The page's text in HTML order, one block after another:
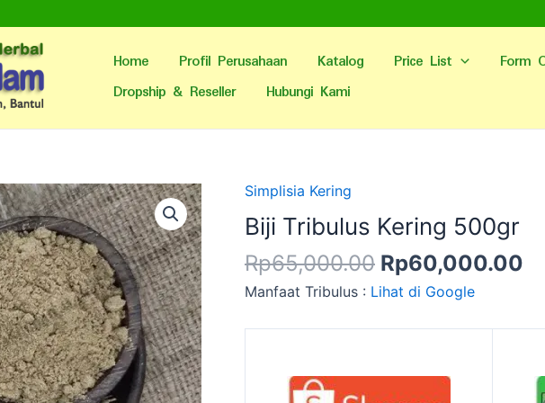
Home Profil Perusahaan Katalog Price List
Form
Dropship & Reseller
Hubungi Kami
Simplisia Kering
Biji Tribulus Kering 500gr
Rp65,000.00
aslinya
adalah:
Rp65,000.00.
Rp60,000.00
Manfaat Tribulus : Lihat di Google